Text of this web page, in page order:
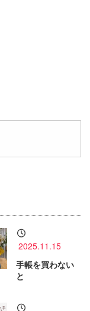
2025.11.15
手帳を買わない
と